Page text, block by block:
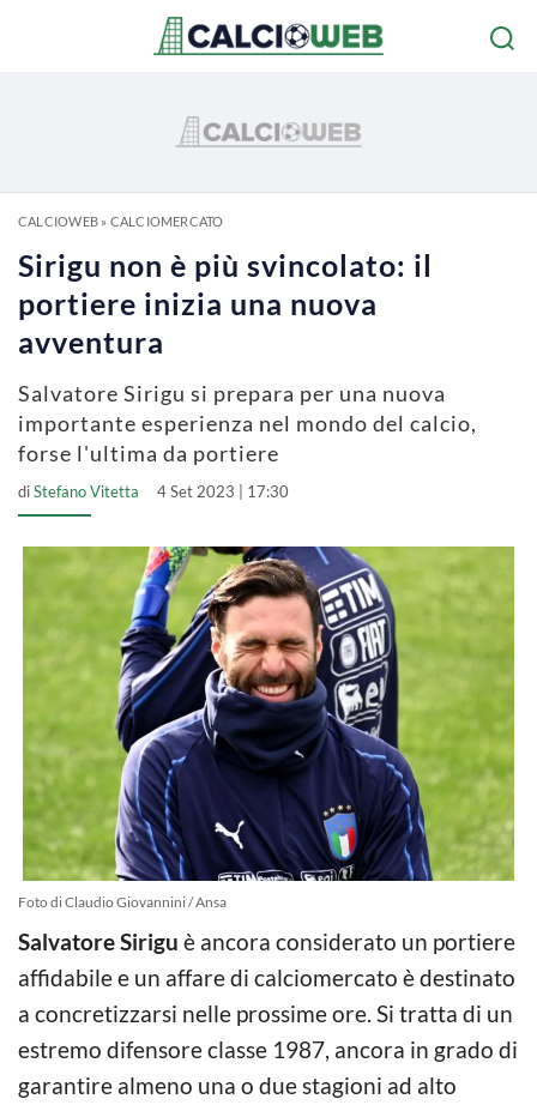
CALCIOWEB» CALCIOMERCATO
Sirigu non è più svincolato: il
portiere inizia una nuova
avventura
Salvatore Sirigu si prepara per una nuova
importante esperienza nel mondo del calcio,
forse l'ultima da portiere
diStefano Vitetta 4 Set 2023 | 17:30
Foto di Claudio Giovannini / Ansa
Salvatore Sirigu è ancora considerato un portiere
affidabile e un affare di calciomercato è destinato
a concretizzarsi nelle prossime ore. Si tratta di un
estremo difensore classe 1987, ancora in grado di
garantire almeno una o due stagioni ad alto